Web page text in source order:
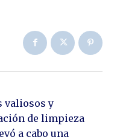
valiosos y
de limpieza
a cabo una